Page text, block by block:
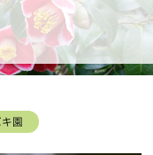
園